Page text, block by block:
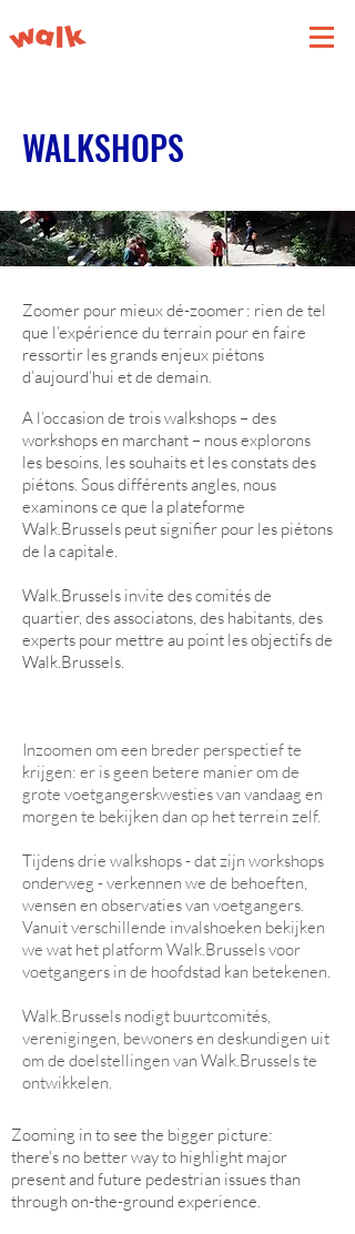
WALKSHOPS
Zoomer pour mieux dé-zoomer : rien de tel
que l’expérience du terrain pour en faire
ressortir les grands enjeux piétons
d’aujourd’hui et de demain.
A l’occasion de trois walkshops – des
workshops en marchant – nous explorons
les besoins, les souhaits et les constats des
piétons. Sous différents angles, nous
examinons ce que la plateforme
Walk.Brussels peut signifier pour les piétons
de la capitale.
Walk.Brussels invite des comités de
quartier, des associatons, des habitants, des
experts pour mettre au point les objectifs de
Walk.Brussels.
Inzoomen om een breder perspectief te
krijgen: er is geen betere manier om de
grote voetgangerskwesties van vandaag en
morgen te bekijken dan op het terrein zelf.
Tijdens drie walkshops - dat zijn workshops
onderweg - verkennen we de behoeften,
wensen en observaties van voetgangers.
Vanuit verschillende invalshoeken bekijken
we wat het platform Walk.Brussels voor
voetgangers in de hoofdstad kan betekenen.
Walk.Brussels nodigt buurtcomités,
verenigingen, bewoners en deskundigen uit
om de doelstellingen van Walk.Brussels te
ontwikkelen.
Zooming in to see the bigger picture:
there's no better way to highlight major
present and future pedestrian issues than
through on-the-ground experience.